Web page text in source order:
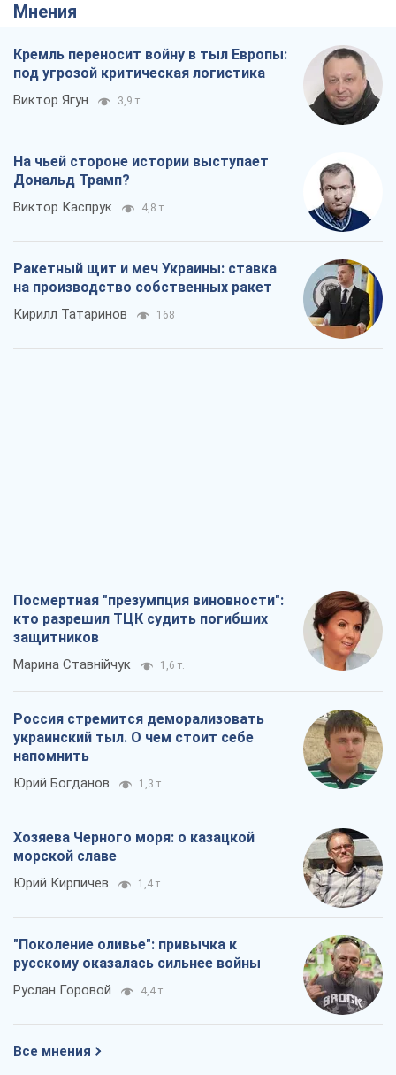
Мнения
Кремль переносит войну в тыл Европы:
под угрозой критическая логистика
Виктор Ягун 3,9 т.
На чьей стороне истории выступает
Дональд Трамп?
Виктор Каспрук 4,8 т.
Ракетный щит и меч Украины: ставка
на производство собственных ракет
Кирилл Татаринов 168
Посмертная "презумпция виновности":
кто разрешил ТЦК судить погибших
защитников
Марина Ставнійчук 1,6 т.
Россия стремится деморализовать
украинский тыл. О чем стоит себе
напомнить
Юрий Богданов 1,3 т.
Хозяева Черного моря: о казацкой
морской славе
Юрий Кирпичев 1,4 т.
"Поколение оливье": привычка к
русскому оказалась сильнее войны
Руслан Горовой 4,4 т.
Все мнения